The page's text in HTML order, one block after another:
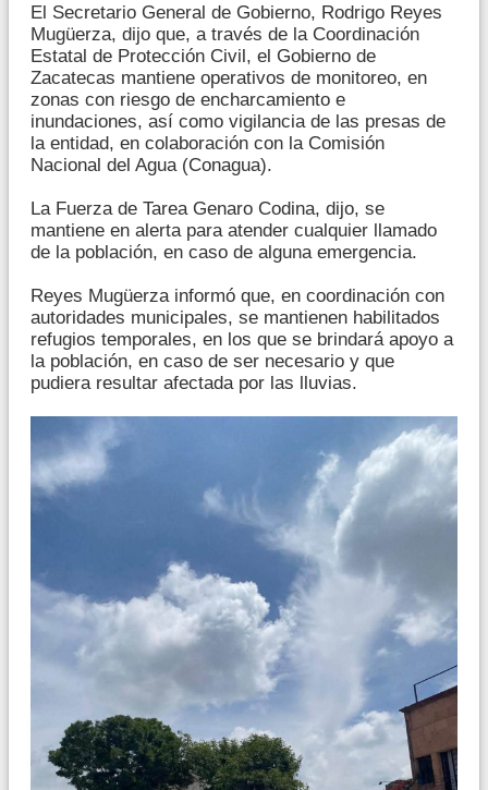
El Secretario General de Gobierno, Rodrigo Reyes
Mugüerza, dijo que, a través de la Coordinación
Estatal de Protección Civil, el Gobierno de
Zacatecas mantiene operativos de monitoreo, en
zonas con riesgo de encharcamiento e
inundaciones, así como vigilancia de las presas de
la entidad, en colaboración con la Comisión
Nacional del Agua (Conagua).
La Fuerza de Tarea Genaro Codina, dijo, se
mantiene en alerta para atender cualquier llamado
de la población, en caso de alguna emergencia.
Reyes Mugüerza informó que, en coordinación con
autoridades municipales, se mantienen habilitados
refugios temporales, en los que se brindará apoyo a
la población, en caso de ser necesario y que
pudiera resultar afectada por las lluvias.